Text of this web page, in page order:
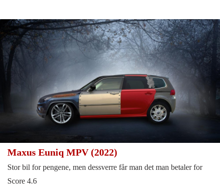
Maxus Euniq MPV (2022)
Stor bil for pengene, men dessverre får man det man betaler for
Score 4.6